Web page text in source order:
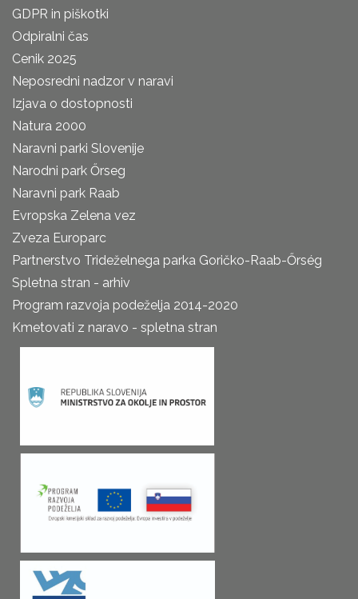
GDPR in piškotki
Odpiralni čas
Cenik 2025
Neposredni nadzor v naravi
Izjava o dostopnosti
Natura 2000
Naravni parki Slovenije
Narodni park Őrseg
Naravni park Raab
Evropska Zelena vez
Zveza Europarc
Partnerstvo Trideželnega parka Goričko-Raab-Őrség
Spletna stran - arhiv
Program razvoja podeželja 2014-2020
Kmetovati z naravo - spletna stran